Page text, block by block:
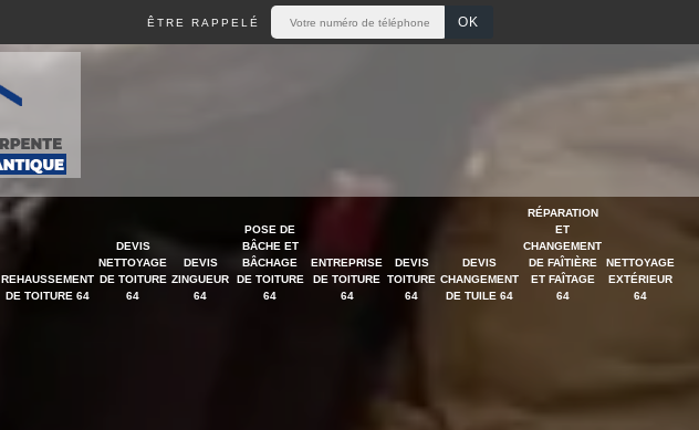
ÊTRE RAPPELÉ
REHAUSSEMENT
DE TOITURE 64
DEVIS
NETTOYAGE
DE TOITURE
64
DEVIS
ZINGUEUR
64
POSE DE
BÂCHE ET
BÂCHAGE
DE TOITURE
64
ENTREPRISE
DE TOITURE
64
DEVIS
TOITURE
64
DEVIS
CHANGEMENT
DE TUILE 64
RÉPARATION
ET
CHANGEMENT
DE FAÎTIÈRE
ET FAÎTAGE
64
NETTOYAGE
EXTÉRIEUR
64